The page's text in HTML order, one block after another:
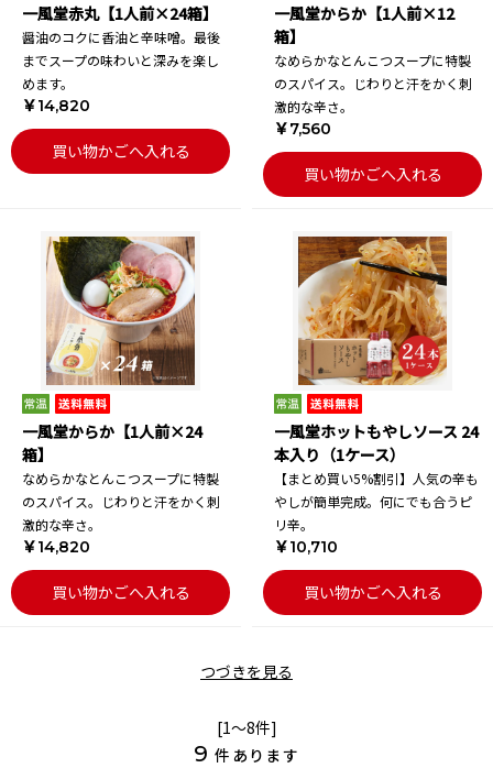
一風堂赤丸【1人前×24箱】
醤油のコクに香油と辛味噌。最後
までスープの味わいと深みを楽し
めます。
￥14,820
買い物かごへ入れる
一風堂からか【1人前×12
箱】
なめらかなとんこつスープに特製
のスパイス。じわりと汗をかく刺
激的な辛さ。
￥7,560
買い物かごへ入れる
一風堂からか【1人前×24
箱】
なめらかなとんこつスープに特製
のスパイス。じわりと汗をかく刺
激的な辛さ。
￥14,820
買い物かごへ入れる
一風堂ホットもやしソース 24
本入り（1ケース）
【まとめ買い5%割引】人気の辛も
やしが簡単完成。何にでも合うピ
リ辛。
￥10,710
買い物かごへ入れる
つづきを見る
[1～8件]
9 件あります